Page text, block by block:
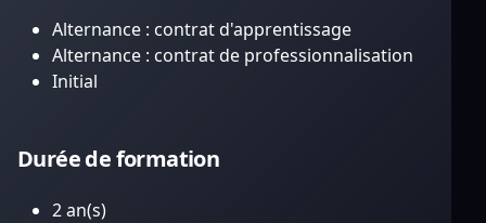
Alternance : contrat d'apprentissage
Alternance : contrat de professionnalisation
Initial
Durée de formation
2 an(s)